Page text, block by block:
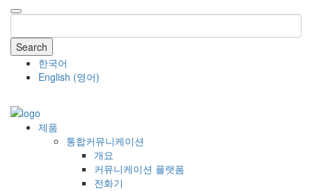
Search
한국어
English (영어)
제품
통합커뮤니케이션
개요
커뮤니케이션 플랫폼
전화기